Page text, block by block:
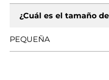
¿Cuál es el tamaño
PEQUEÑA